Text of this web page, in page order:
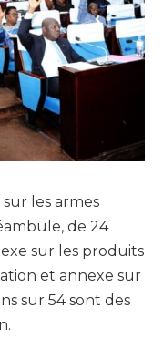
les armes
de 24
sur les produits
et annexe sur
sur 54 sont des